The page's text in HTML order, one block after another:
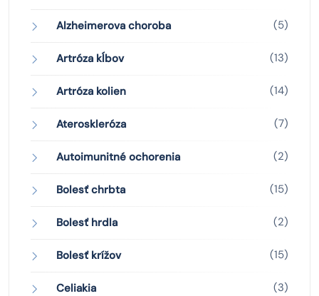
Alzheimerova choroba (5)
Artróza kĺbov (13)
Artróza kolien (14)
Ateroskleróza (7)
Autoimunitné ochorenia (2)
Bolesť chrbta (15)
Bolesť hrdla (2)
Bolesť krížov (15)
Celiakia (3)